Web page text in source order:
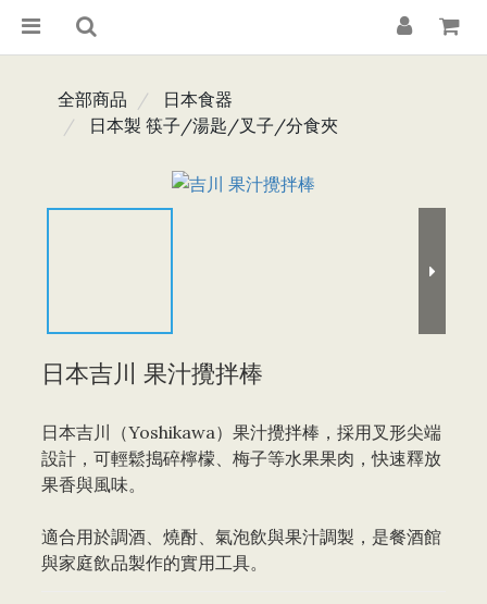
全部商品
日本食器
日本製 筷子/湯匙/叉子/分食夾
日本吉川 果汁攪拌棒
日本吉川（Yoshikawa）果汁攪拌棒，採用叉形尖端
設計，可輕鬆搗碎檸檬、梅子等水果果肉，快速釋放
果香與風味。
適合用於調酒、燒酎、氣泡飲與果汁調製，是餐酒館
與家庭飲品製作的實用工具。